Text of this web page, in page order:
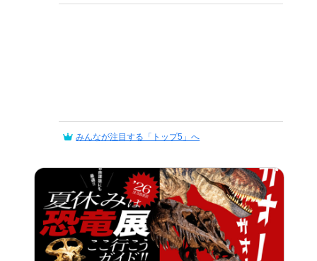
みんなが注目する「トップ5」へ